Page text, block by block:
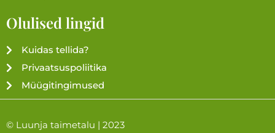
Olulised lingid
Kuidas tellida?
Privaatsuspoliitika
Müügitingimused
© Luunja taimetalu | 2023